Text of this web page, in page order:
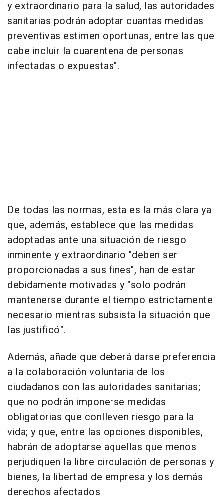
y extraordinario para la salud, las autoridades
sanitarias podrán adoptar cuantas medidas
preventivas estimen oportunas, entre las que
cabe incluir la cuarentena de personas
infectadas o expuestas".
De todas las normas, esta es la más clara ya
que, además, establece que las medidas
adoptadas ante una situación de riesgo
inminente y extraordinario "deben ser
proporcionadas a sus fines", han de estar
debidamente motivadas y "solo podrán
mantenerse durante el tiempo estrictamente
necesario mientras subsista la situación que
las justificó".
Además, añade que deberá darse preferencia
a la colaboración voluntaria de los
ciudadanos con las autoridades sanitarias;
que no podrán imponerse medidas
obligatorias que conlleven riesgo para la
vida; y que, entre las opciones disponibles,
habrán de adoptarse aquellas que menos
perjudiquen la libre circulación de personas y
bienes, la libertad de empresa y los demás
derechos afectados